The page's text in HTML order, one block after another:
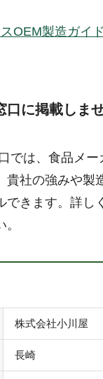
OEM製造ガイ
口に掲載しま
では、食品メー
貴社の強みや製
できます。詳し
株式会社小川屋
長崎